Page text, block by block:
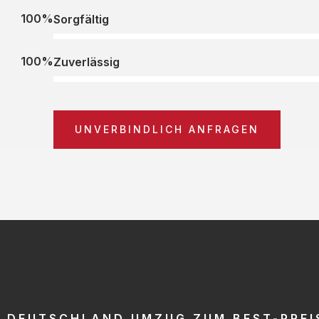
Sorgfältig
100%
Zuverlässig
100%
UNVERBINDLICH ANFRAGEN